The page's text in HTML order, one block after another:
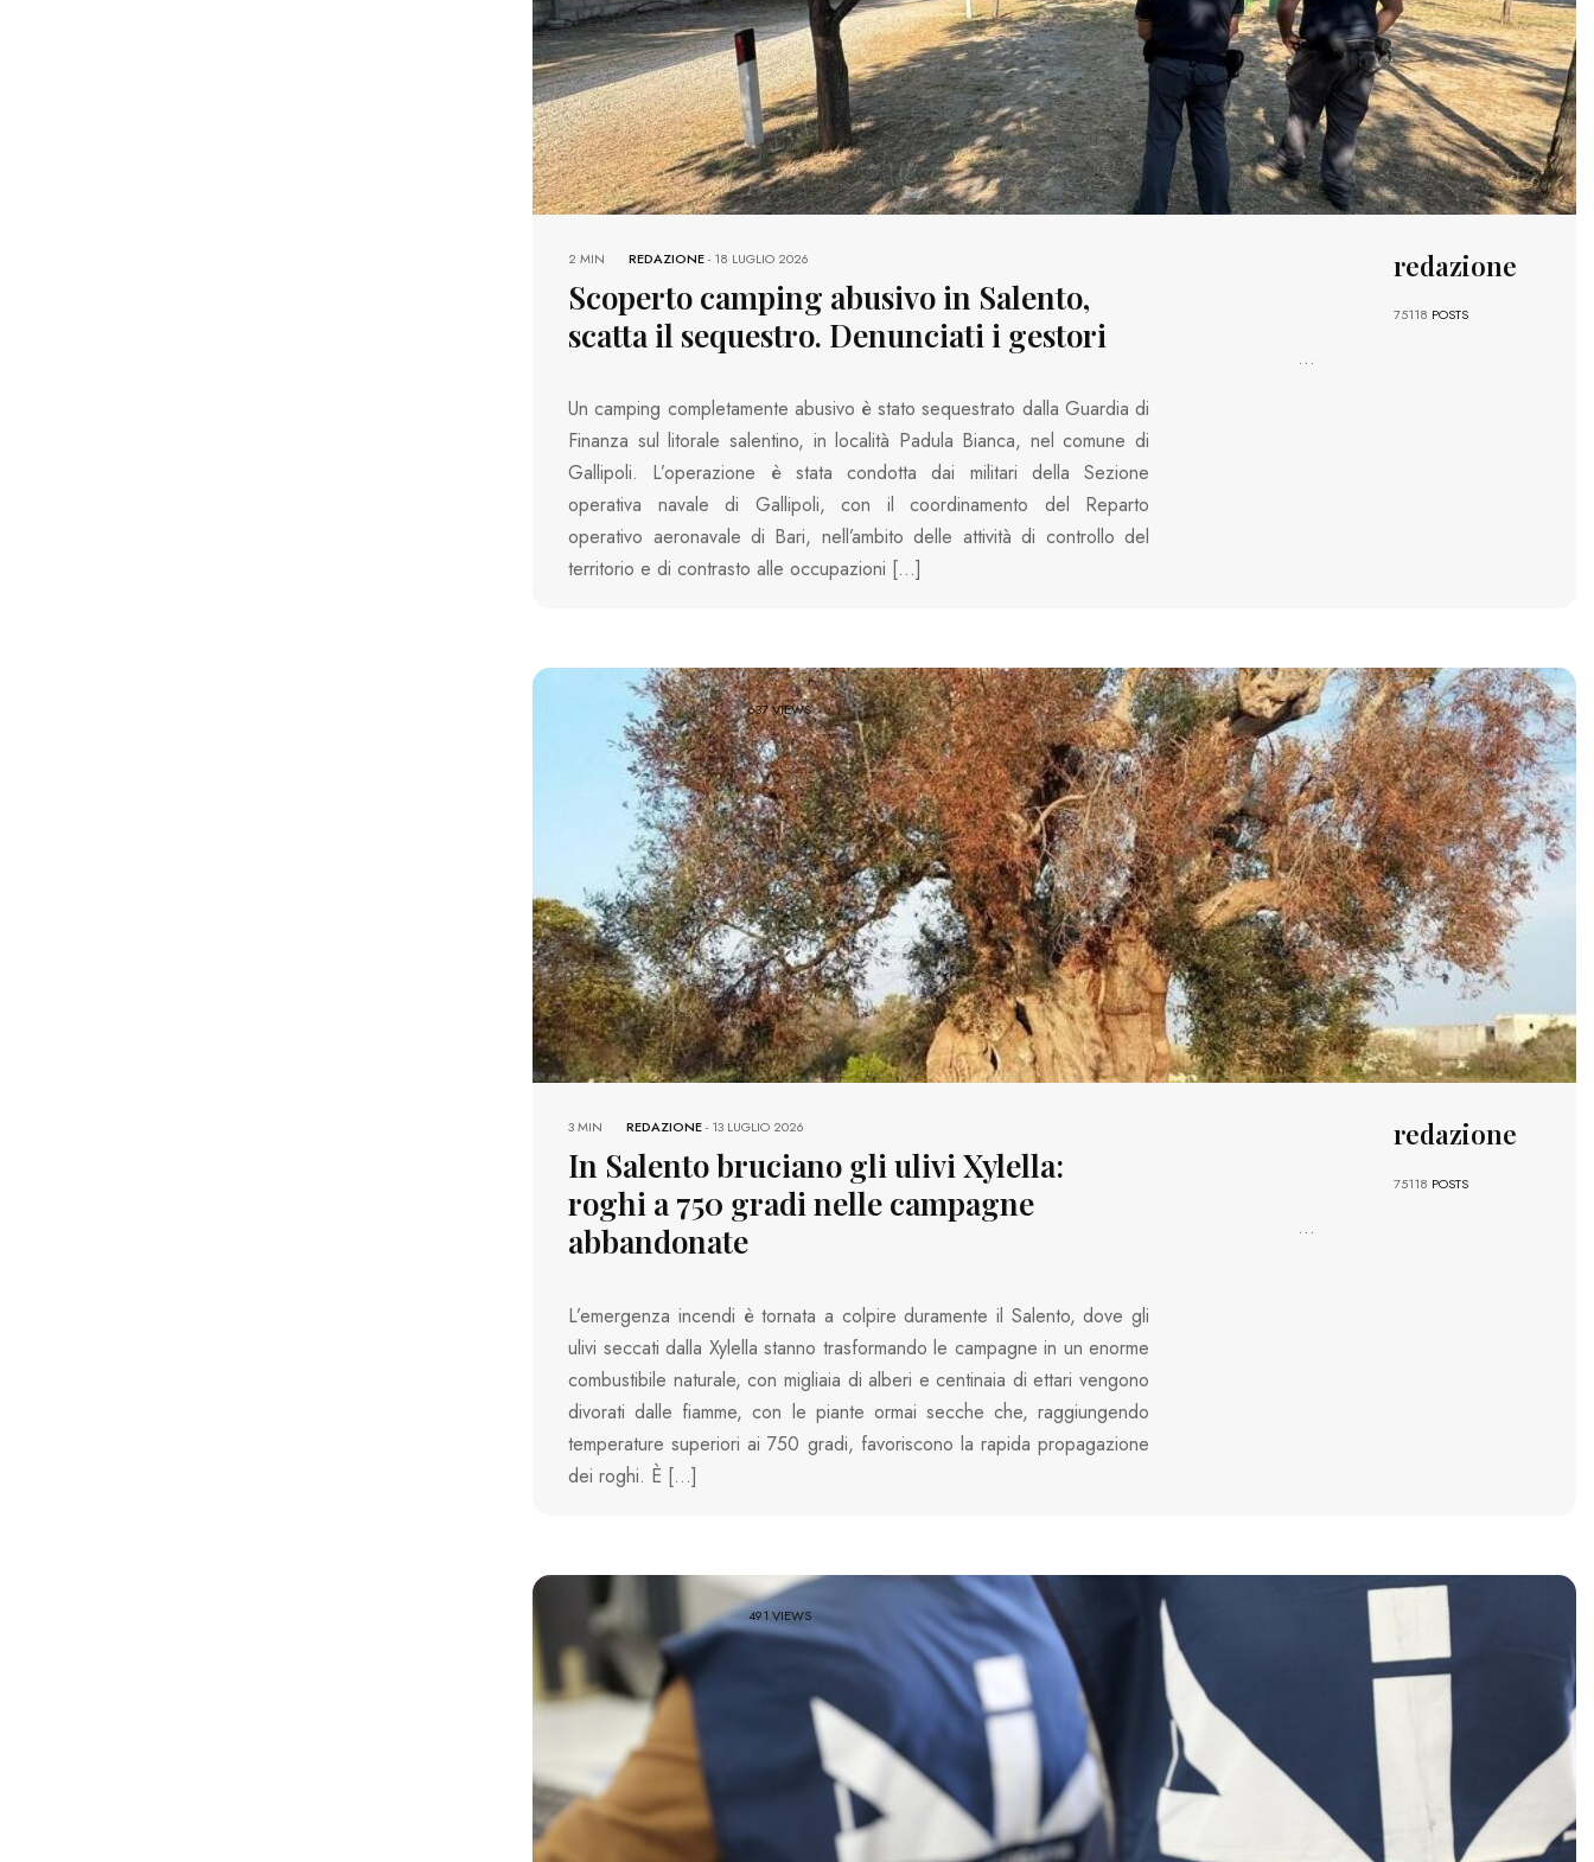
REDAZIONE-18 LUGLIO 2026
2 MIN
Scoperto camping abusivo in Salento,
scatta il sequestro. Denunciati i gestori
Un camping completamente abusivo è stato sequestrato dalla Guardia di
Finanza sul litorale salentino, in località Padula Bianca, nel comune di
Gallipoli. L’operazione è stata condotta dai militari della Sezione
operativa navale di Gallipoli, con il coordinamento del Reparto
operativo aeronavale di Bari, nell’ambito delle attività di controllo del
territorio e di contrasto alle occupazioni […]
redazione
75118 POSTS
...
637 VIEWS
REDAZIONE-13 LUGLIO 2026
3 MIN
In Salento bruciano gli ulivi Xylella:
roghi a 750 gradi nelle campagne
abbandonate
L’emergenza incendi è tornata a colpire duramente il Salento, dove gli
ulivi seccati dalla Xylella stanno trasformando le campagne in un enorme
combustibile naturale, con migliaia di alberi e centinaia di ettari vengono
divorati dalle fiamme, con le piante ormai secche che, raggiungendo
temperature superiori ai 750 gradi, favoriscono la rapida propagazione
dei roghi. È […]
redazione
75118 POSTS
...
491 VIEWS